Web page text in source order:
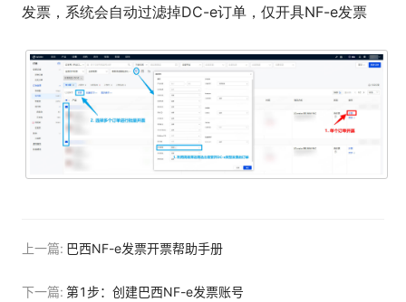
发票，系统会自动过滤掉DC-e订单，仅开具NF-e发票
上一篇: 巴西NF-e发票开票帮助手册
下一篇: 第1步：创建巴西NF-e发票账号